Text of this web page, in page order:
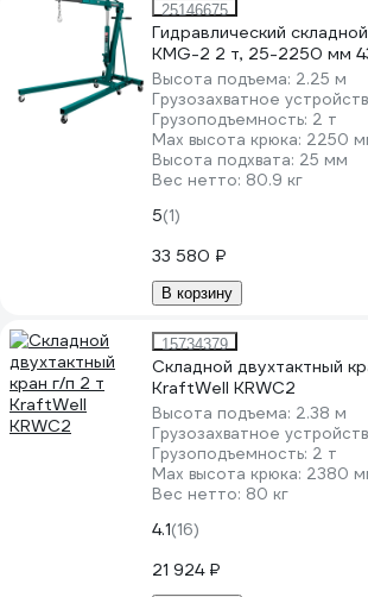
25146675
Гидравлический
KMG-2 2 т, 25-2250 мм
Высота подъема: 2.25 м
Грузозахватное
Грузоподъемность: 2 т
Мах высота крюка: 2250
Высота подхвата: 25 мм
Вес нетто: 80.9 кг
5(1)
33 580 ₽
В корзину
15734379
Складной двухтактный
KraftWell KRWC2
Высота подъема: 2.38 м
Грузозахватное
Грузоподъемность: 2 т
Мах высота крюка: 2380
Вес нетто: 80 кг
4.1(16)
21 924 ₽